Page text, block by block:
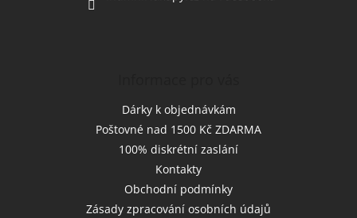
Dárky k objednávkám
Poštovné nad 1500 Kč ZDARMA
100% diskrétní zaslání
Kontakty
Obchodní podmínky
Zásady zpracování osobních údajů